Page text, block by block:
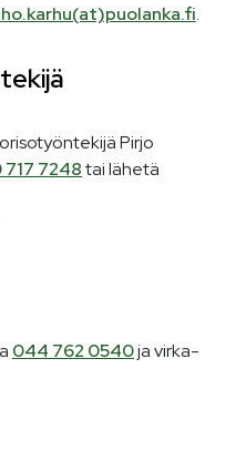
.
Pirjo
7248tai lähetä
044 762 0540ja virka-